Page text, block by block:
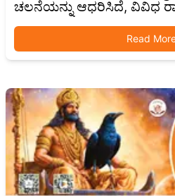
ಚಲನೆಯನ್ನು ಆಧರಿಸಿದೆ, ವಿವಿಧ
Read